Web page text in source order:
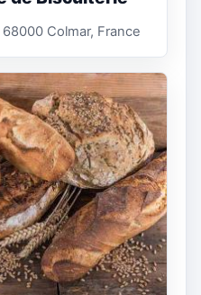
Colmar, France